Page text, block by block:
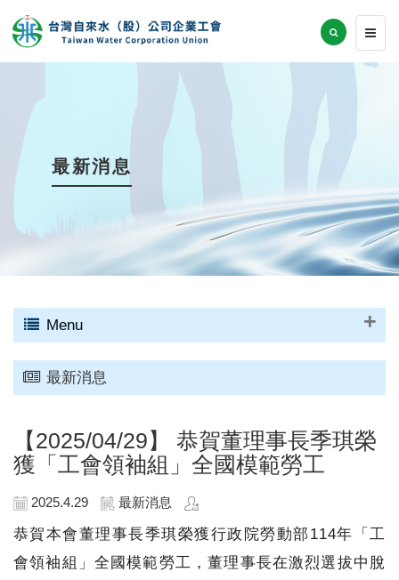
最新消息
Menu
最新消息
【2025/04/29】 恭賀董理事長季琪榮
獲「工會領袖組」全國模範勞工
2025.4.29 最新消息
恭賀本會董理事長季琪榮獲行政院勞動部114年「工
會領袖組」全國模範勞工，董理事長在激烈選拔中脫